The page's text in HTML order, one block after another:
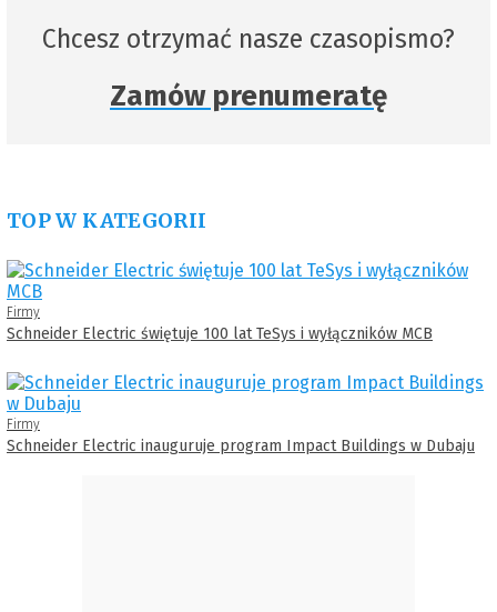
Chcesz otrzymać nasze czasopismo?
Zamów prenumeratę
TOP W KATEGORII
Firmy
Schneider Electric świętuje 100 lat TeSys i wyłączników MCB
Firmy
Schneider Electric inauguruje program Impact Buildings w Dubaju